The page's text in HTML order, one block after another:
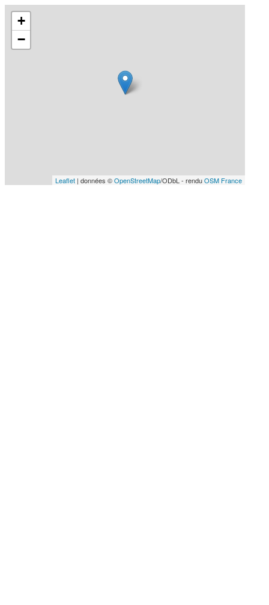
+
−
Leaflet | données ©OpenStreetMap/ODbL - renduOSM France